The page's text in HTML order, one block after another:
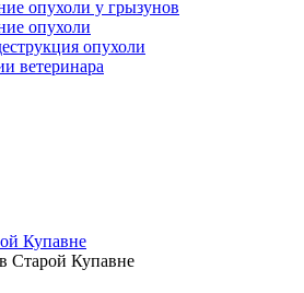
опухоли у грызунов
опухоли
опухоли
ветеринара
Купавне
Старой Купавне